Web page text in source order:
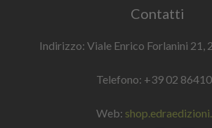
Contatti
Indirizzo: Viale Enrico Forlanini 21,
Telefono: +39 02
Web: